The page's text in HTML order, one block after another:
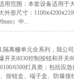
用范围：本套设备适用于
形尺寸：
）中...
离栅单元全系列，我公
开关8030控制按钮和开关
6500灯具类：包括
按钮盒、端子盒、防爆